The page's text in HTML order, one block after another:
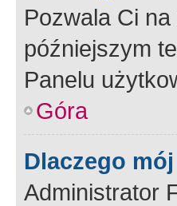
Pozwala Ci
późniejszym
Panelu
Góra
Dlaczego
Administrator